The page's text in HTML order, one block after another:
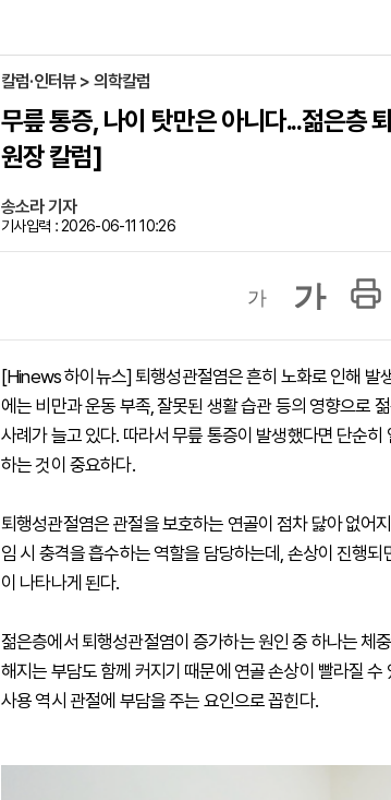
칼럼·인터뷰 > 의학칼럼
무릎 통증, 나이 탓만은 아니다...젊은층
원장 칼럼]
송소라 기자
기사입력 : 2026-06-11 10:26
가 가
[Hinews 하이뉴스] 퇴행성관절염은 흔히 노화로 인해 발
에는 비만과 운동 부족, 잘못된 생활 습관 등의 영향으로
사례가 늘고 있다. 따라서 무릎 통증이 발생했다면 단순
하는 것이 중요하다.
퇴행성관절염은 관절을 보호하는 연골이 점차 닳아 없어
임 시 충격을 흡수하는 역할을 담당하는데, 손상이 진행
이 나타나게 된다.
젊은층에서 퇴행성관절염이 증가하는 원인 중 하나는 체
해지는 부담도 함께 커지기 때문에 연골 손상이 빨라질
사용 역시 관절에 부담을 주는 요인으로 꼽힌다.